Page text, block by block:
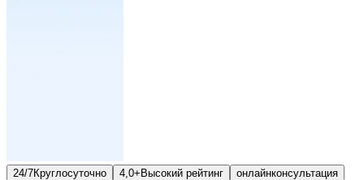
24/7Круглосуточно 4,0+ Высокий рейтинг онлайнконсультация